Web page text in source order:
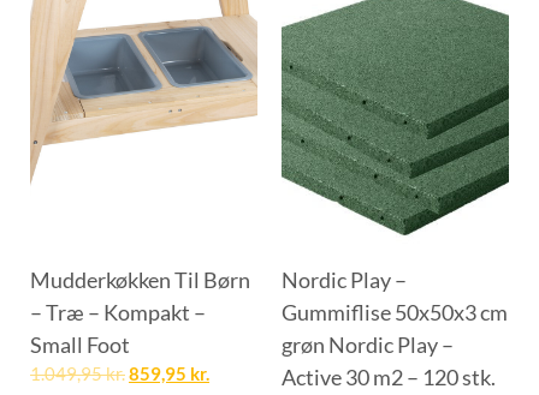
Mudderkøkken Til Børn
– Træ – Kompakt –
Small Foot
1.049,95kr.859,95 kr.
Nordic Play –
Gummiflise 50x50x3 cm
grøn Nordic Play –
Active 30 m2 – 120 stk.